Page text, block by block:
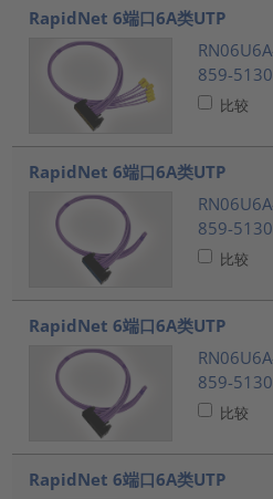
RapidNet 6端口6A类UTP
859-
比较
RapidNet 6端口6A类UTP
859-
比较
RapidNet 6端口6A类UTP
859-
比较
RapidNet 6端口6A类UTP